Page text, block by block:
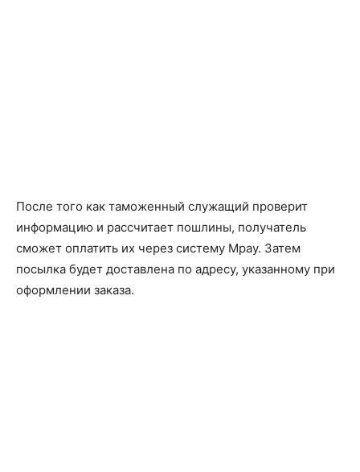
После того как таможенный служащий проверит
информацию и рассчитает пошлины, получатель
сможет оплатить их через систему Mpay. Затем
посылка будет доставлена по адресу, указанному при
оформлении заказа.